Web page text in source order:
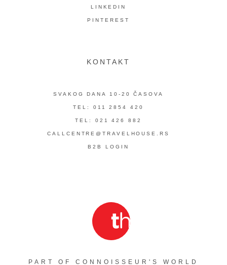
LINKEDIN
PINTEREST
KONTAKT
SVAKOG DANA 10-20 ČASOVA
TEL: 011 2854 420
TEL: 021 426 882
CALLCENTRE@TRAVELHOUSE.RS
B2B LOGIN
PART OF CONNOISSEUR'S WORLD